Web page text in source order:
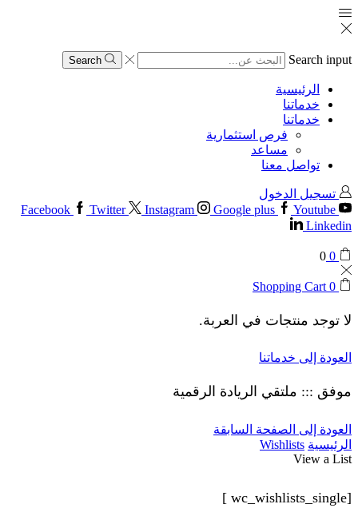
Search input
Search
الرئيسية
خدماتنا
خدماتنا
فرص استثمارية
مساعد
تواصل معنا
تسجيل الدخول
Facebook
Twitter Instagram Google plus
Youtube
Linkedin
0
0
0
Shopping Cart
لا توجد منتجات في العربة.
العودة إلى خدماتنا
موفق ::: ملتقي الريادة الرقمية
العودة إلى الصفحة السابقة
الرئيسية Wishlists
View a List
[wc_wishlists_single ]